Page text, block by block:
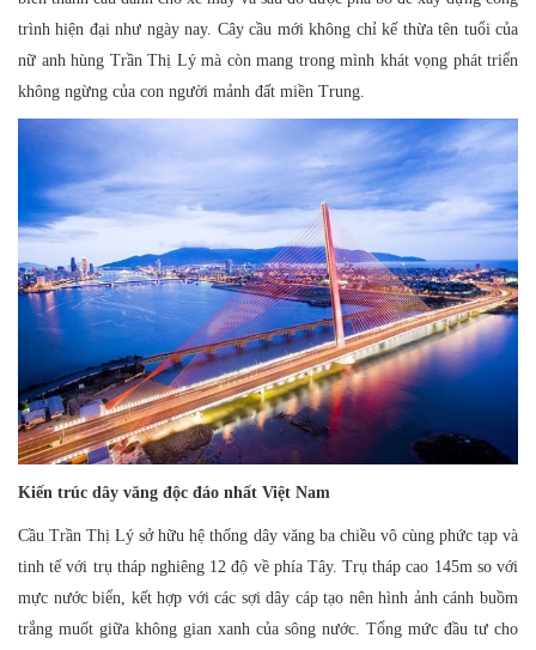
trình hiện đại như ngày nay. Cây cầu mới không chỉ kế thừa tên tuổi của
nữ anh hùng Trần Thị Lý mà còn mang trong mình khát vọng phát triển
không ngừng của con người mảnh đất miền Trung.
Kiến trúc dây văng độc đáo nhất Việt Nam
Cầu Trần Thị Lý sở hữu hệ thống dây văng ba chiều vô cùng phức tạp và
tinh tế với trụ tháp nghiêng 12 độ về phía Tây. Trụ tháp cao 145m so với
mực nước biển, kết hợp với các sợi dây cáp tạo nên hình ảnh cánh buồm
trắng muốt giữa không gian xanh của sông nước. Tổng mức đầu tư cho